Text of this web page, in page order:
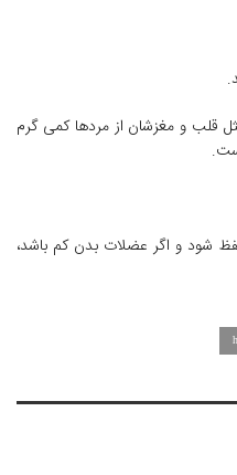
قلب و مغزشان از مردها کمی گرم
شود و اگر عضلات بدن کم باشد،